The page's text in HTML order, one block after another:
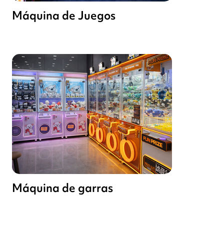
Máquina de Juegos
Máquina de garras